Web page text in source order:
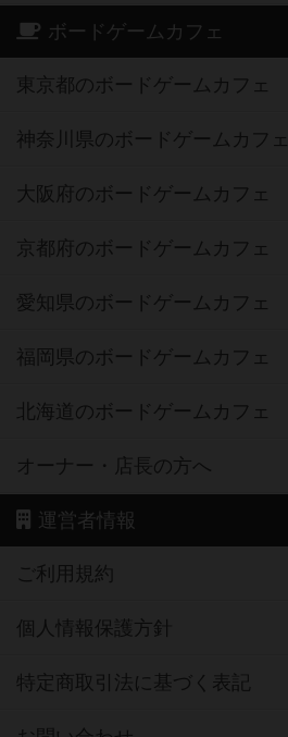
ボードゲームカフェ
東京都のボードゲームカフェ
神奈川県のボードゲームカフェ
大阪府のボードゲームカフェ
京都府のボードゲームカフェ
愛知県のボードゲームカフェ
福岡県のボードゲームカフェ
北海道のボードゲームカフェ
オーナー・店長の方へ
運営者情報
ご利用規約
個人情報保護方針
特定商取引法に基づく表記